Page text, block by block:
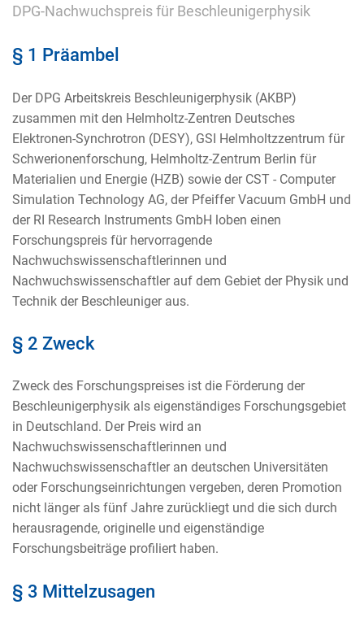
DPG-Nachwuchspreis für Beschleunigerphysik
§ 1 Präambel
Der DPG Arbeitskreis Beschleunigerphysik (AKBP)
zusammen mit den Helmholtz-Zentren Deutsches
Elektronen-Synchrotron (DESY), GSI Helmholtzzentrum für
Schwerionenforschung, Helmholtz-Zentrum Berlin für
Materialien und Energie (HZB) sowie der CST - Computer
Simulation Technology AG, der Pfeiffer Vacuum GmbH und
der RI Research Instruments GmbH loben einen
Forschungspreis für hervorragende
Nachwuchswissenschaftlerinnen und
Nachwuchswissenschaftler auf dem Gebiet der Physik und
Technik der Beschleuniger aus.
§ 2 Zweck
Zweck des Forschungspreises ist die Förderung der
Beschleunigerphysik als eigenständiges Forschungsgebiet
in Deutschland. Der Preis wird an
Nachwuchswissenschaftlerinnen und
Nachwuchswissenschaftler an deutschen Universitäten
oder Forschungseinrichtungen vergeben, deren Promotion
nicht länger als fünf Jahre zurückliegt und die sich durch
herausragende, originelle und eigenständige
Forschungsbeiträge profiliert haben.
§ 3 Mittelzusagen